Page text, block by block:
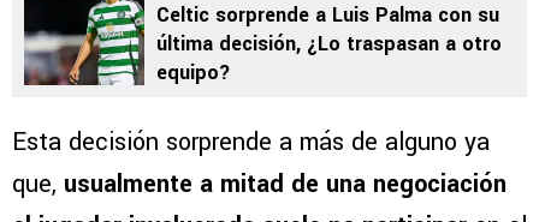
Celtic sorprende a Luis Palma con su
última decisión, ¿Lo traspasan a otro
equipo?
Esta decisión sorprende a más de alguno ya
que, usualmente a mitad de una negociación